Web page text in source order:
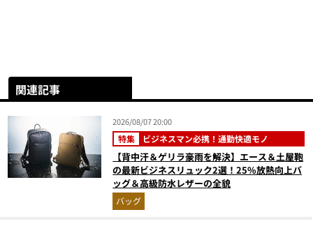
関連記事
2026/08/07 20:00
特集 ビジネスマン必携！通勤快適モノ
【背中汗＆ゲリラ豪雨を解決】エース＆土屋鞄
の最新ビジネスリュック2選！25%放熱向上バ
ッグ＆高級防水レザーの全貌
バッグ